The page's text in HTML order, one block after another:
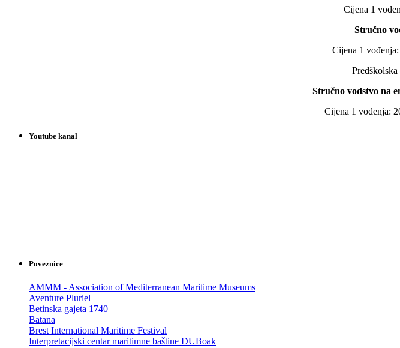
Cijena 1
Stručno
Cijena 1
Predškolska
Stručno vodstvo na
Cijena 1 vođenja:
Youtube kanal
Poveznice
AMMM - Association of Mediterranean Maritime Museums
Aventure Pluriel
Betinska gajeta 1740
Batana
Brest International Maritime Festival
Interpretacijski centar maritimne baštine DUBoak